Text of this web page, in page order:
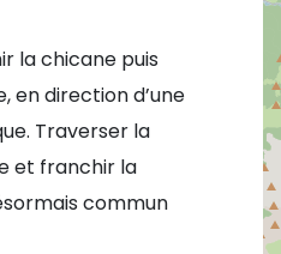
la chicane puis
en direction d’une
Traverser la
et franchir la
commun